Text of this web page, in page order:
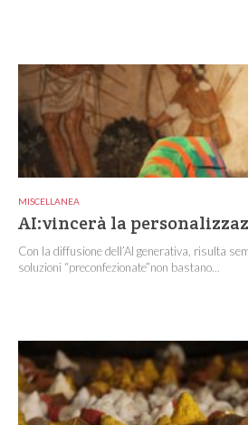
MISCELLANEA
AI:vincerà la
Con la diffusione dell’AI generativa, risulta
soluzioni “preconfezionate”non bastano...